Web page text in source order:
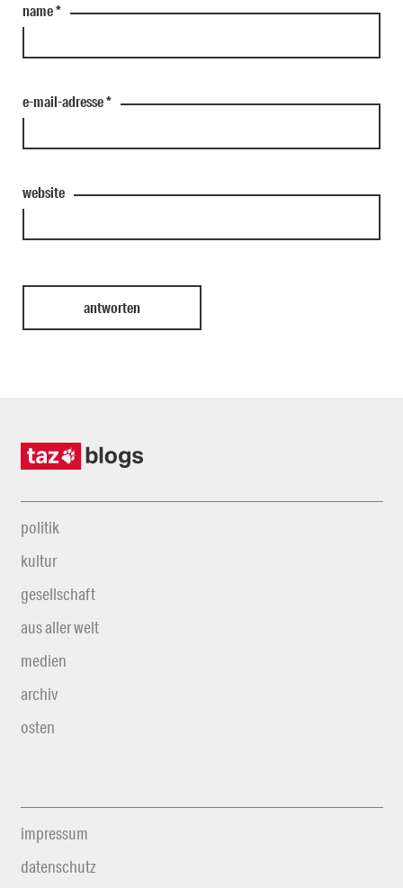
name*
e-mail-adresse*
website
politik
kultur
gesellschaft
aus aller welt
medien
archiv
osten
impressum
datenschutz